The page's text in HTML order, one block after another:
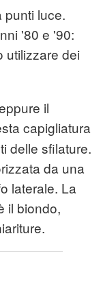
punti luce.
'80 e '90:
utilizzare dei
il
capigliatura
delle sfilature.
da una
laterale. La
il biondo,